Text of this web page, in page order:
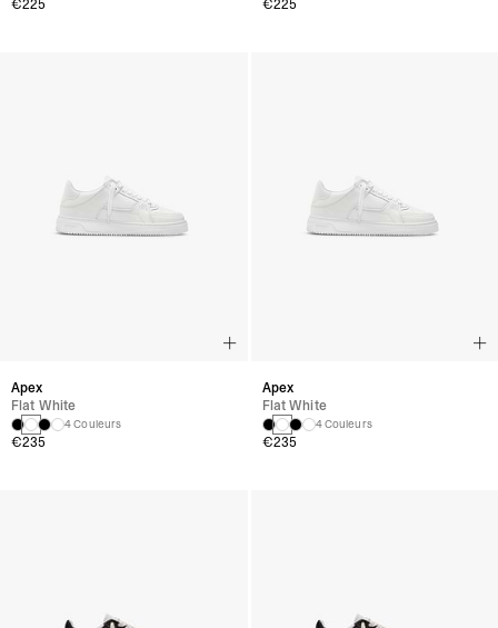
€225
Apex
Flat White
4 Couleurs
€235
€225
Apex
Flat White
4 Couleurs
€235